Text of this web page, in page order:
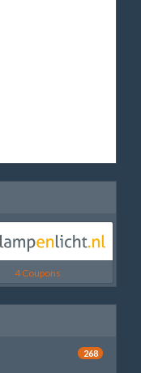
4 Coupons
268